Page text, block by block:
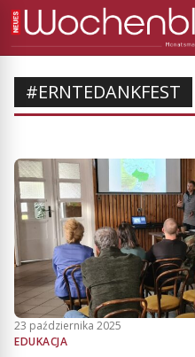
#ERNTEDANKFEST
23 października 2025
EDUKACJA